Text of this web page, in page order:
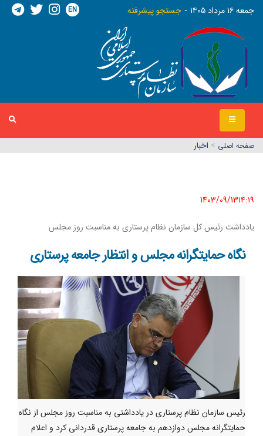
جمعه ١٦ مرداد ١٤٠٥ جستجو پیشرفته EN
صفحه اصلي > اخبار
1403/09/13١٤:١٩
یادداشت رئیس کل سازمان نظام پرستاری به مناسبت روز مجلس
نگاه حمایتگرانه مجلس و انتظار جامعه پرستاری
رئیس سازمان نظام پرستاری در یادداشتی به مناسبت روز مجلس از نگاه
حمایتگرانه مجلس دوازدهم به جامعه پرستاری قدردانی کرد و اعلام